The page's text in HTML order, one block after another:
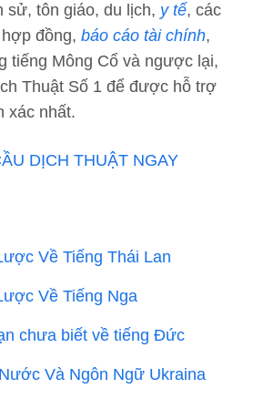
sử, tôn giáo, du lịch, y tế, các
đồng, báo cáo tài chính,
tiếng Mông Cổ và ngược lại,
Thuật Số 1 để được hỗ trợ
xác nhất.
DỊCH THUẬT NGAY
Về Tiếng Thái Lan
Về Tiếng Nga
chưa biết về tiếng Đức
Và Ngôn Ngữ Ukraina